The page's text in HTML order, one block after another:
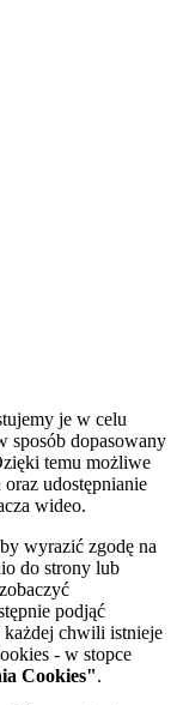
je w celu
sposób dopasowany
temu możliwe
udostępnianie
wideo.
wyrazić zgodę na
do strony lub
podjąć
każdej chwili istnieje
- w stopce
Cookies".